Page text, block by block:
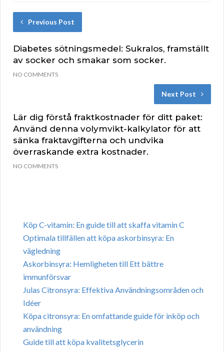
Previous Post
Diabetes sötningsmedel: Sukralos, framställt
av socker och smakar som socker.
NO COMMENTS
Next Post
Lär dig förstå fraktkostnader för ditt paket:
Använd denna volymvikt-kalkylator för att
sänka fraktavgifterna och undvika
överraskande extra kostnader.
NO COMMENTS
Köp C-vitamin: En guide till att skaffa vitamin C
Optimala tillfällen att köpa askorbinsyra: En
vägledning
Askorbinsyra: Hemligheten till Ett bättre
immunförsvar
Julas Citronsyra: Effektiva Användningsområden och
Idéer
Köpa citronsyra: En omfattande guide för inköp och
användning
Guide till att köpa kvalitetsglycerin